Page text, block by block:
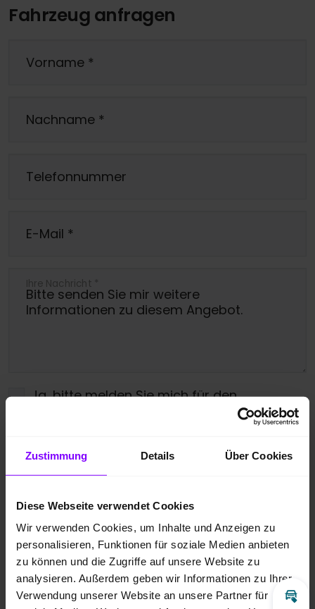
Zustimmung Details Über Cookies
Diese Webseite verwendet Cookies
Wir verwenden Cookies, um Inhalte und Anzeigen zu
personalisieren, Funktionen für soziale Medien anbieten
zu können und die Zugriffe auf unsere Website zu
analysieren. Außerdem geben wir Informationen zu Ihrer
Verwendung unserer Website an unsere Partner für
Fahrzeug anfragen
Vorname *
Nachname *
Telefonnummer
E-Mail *
Ihre Nachricht *
Ja, bitte melden Sie mich für den
Ich bin damit einverstanden, dass die
übermittelten Daten entsprechend der
und verarbeitet werden dürfen. Zudem
gebe ich meine Zustimmung über die
angegebenen Möglichkeiten kontaktiert zu
werden.*